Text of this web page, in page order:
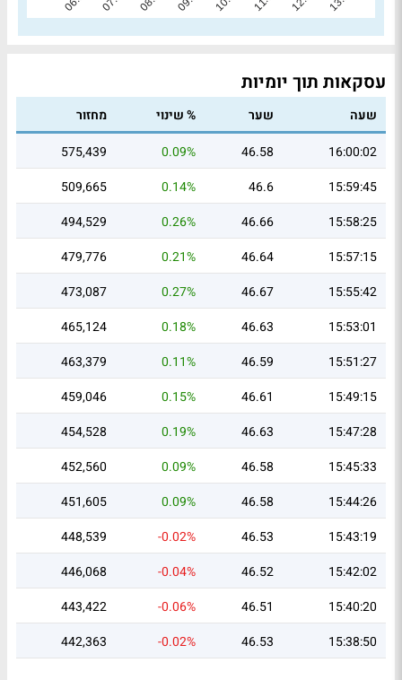
עסקאות תוך יומיות
שעה שער % שינוי
מחזור
16:00:02
46.58
0.09%
575,439
15:59:45
46.6
0.14%
509,665
15:58:25
46.66
0.26%
494,529
15:57:15
46.64
0.21%
479,776
15:55:42
46.67
0.27%
473,087
15:53:01
46.63
0.18%
465,124
15:51:27
46.59
0.11%
463,379
15:49:15
46.61
0.15%
459,046
15:47:28
46.63
0.19%
454,528
15:45:33
46.58
0.09%
452,560
15:44:26
46.58
0.09%
451,605
15:43:19
46.53
-0.02%
448,539
15:42:02
46.52
-0.04%
446,068
15:40:20
46.51
-0.06%
443,422
15:38:50
46.53
-0.02%
442,363